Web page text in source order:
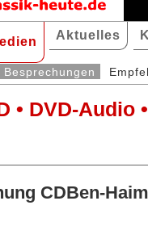
Aktuelles
Besprechungen
• DVD-Audio
CDBen-